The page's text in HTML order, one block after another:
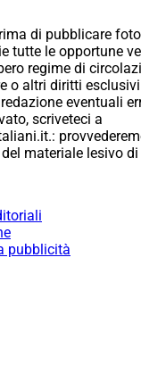
di pubblicare
tutte le opportune
regime di
o altri diritti
eventuali
scriveteci a
materiale lesivo
pubblicità